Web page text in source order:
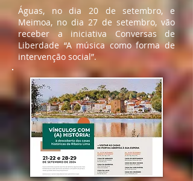
Águas, no dia 20 de setembro, e
Meimoa, no dia 27 de setembro, vão
receber a iniciativa Conversas de
Liberdade “A música como forma de
intervenção social”.